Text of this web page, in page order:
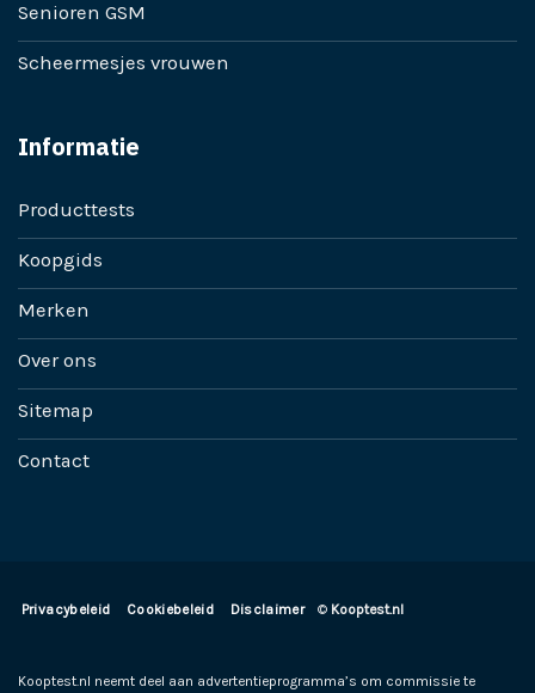
Senioren GSM
Scheermesjes vrouwen
Informatie
Producttests
Koopgids
Merken
Over ons
Sitemap
Contact
Privacybeleid Cookiebeleid Disclaimer © Kooptest.nl
Kooptest.nl neemt deel aan advertentieprogramma’s om commissie te